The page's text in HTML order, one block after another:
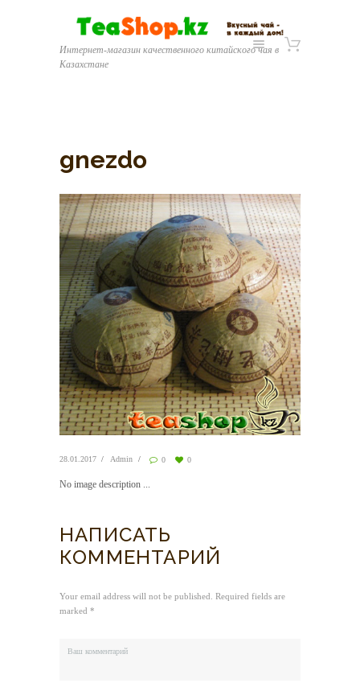
Интернет-магазин качественного китайского чая в
Казахстане
gnezdo
28.01.2017 Admin 0 0
No image description ...
НАПИСАТЬ
КОММЕНТАРИЙ
Your email address will not be published. Required fields are
marked *